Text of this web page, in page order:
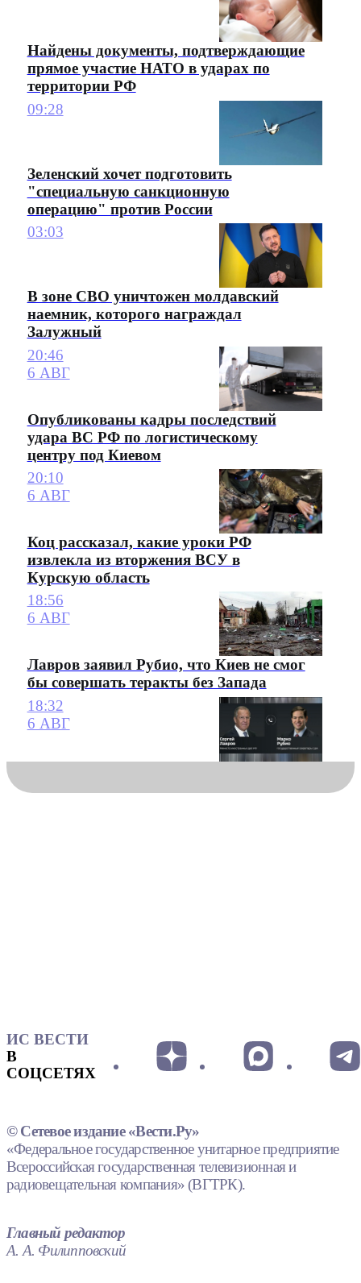
Найдены документы, подтверждающие
прямое участие НАТО в ударах по
территории РФ
09:28
Зеленский хочет подготовить
"специальную санкционную
операцию" против России
03:03
В зоне СВО уничтожен молдавский
наемник, которого награждал
Залужный
20:46
6 АВГ
Опубликованы кадры последствий
удара ВС РФ по логистическому
центру под Киевом
20:10
6 АВГ
Коц рассказал, какие уроки РФ
извлекла из вторжения ВСУ в
Курскую область
18:56
6 АВГ
Лавров заявил Рубио, что Киев не смог
бы совершать теракты без Запада
18:32
6 АВГ
ИС ВЕСТИ
В
СОЦСЕТЯХ
© Сетевое издание «Вести.Ру»
«Федеральное государственное унитарное предприятие
Всероссийская государственная телевизионная и
радиовещательная компания» (ВГТРК).
Главный редактор
А. А. Филипповский